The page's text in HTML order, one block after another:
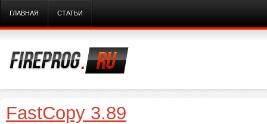
ГЛАВНАЯ СТАТЬИ
FastCopy 3.89